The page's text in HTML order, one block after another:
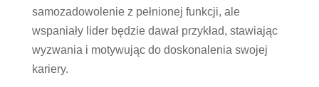
samozadowolenie z pełnionej funkcji, ale
wspaniały lider będzie dawał przykład, stawiając
wyzwania i motywując do doskonalenia swojej
kariery.